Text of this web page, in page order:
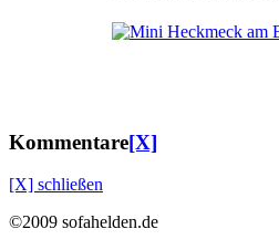
Kommentare[X]
[X] schließen
©2009 sofahelden.de